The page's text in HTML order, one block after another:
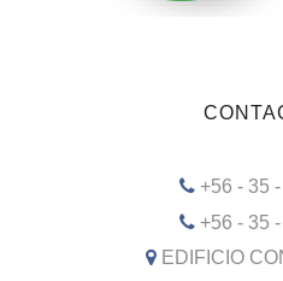
+56 - 35
+56 - 35
EDIFICIO